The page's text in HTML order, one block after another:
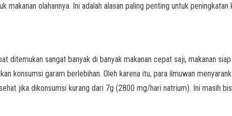
makanan olahannya. Ini adalah alasan paling penting untuk
ditemukan sangat banyak di banyak makanan cepat saji, makanan
konsumsi garam berlebihan. Oleh karena itu, para ilmuwan
jika dikonsumsi kurang dari 7g (2800 mg/hari natrium). Ini masih